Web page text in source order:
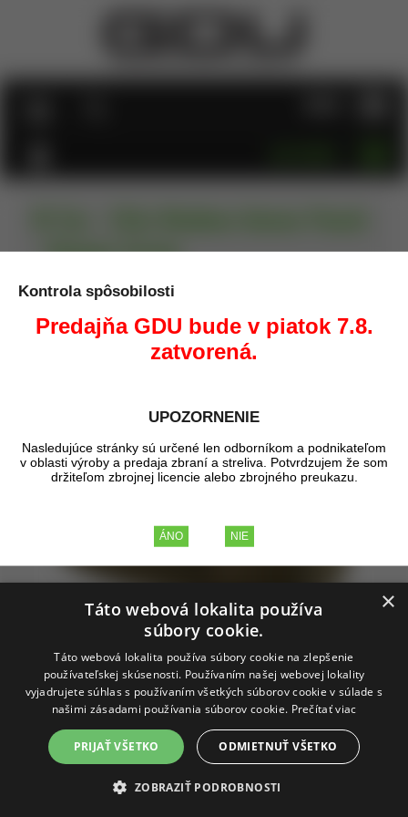
- Ranger Green
Úvod Batohy, tašky
M-Tac - Elite Medium Ammo Pouch -
Ranger Green
M-Tac - Elite Medium Ammo Pouch -
Kontrola spôsobilosti
Predajňa GDU bude v piatok 7.8.
zatvorená.
UPOZORNENIE
Nasledujúce stránky sú určené len odborníkom a podnikateľom
v oblasti výroby a predaja zbraní a streliva. Potvrdzujem že som
držiteľom zbrojnej licencie alebo zbrojného preukazu.
×
Táto webová lokalita používa
súbory cookie.
Táto webová lokalita používa súbory cookie na zlepšenie
používateľskej skúsenosti. Používaním našej webovej lokality
vyjadrujete súhlas s používaním všetkých súborov cookie v súlade s
našimi zásadami používania súborov cookie. Prečítať viac
PRIJAŤ VŠETKO ODMIETNUŤ VŠETKO
ZOBRAZIŤ PODROBNOSTI